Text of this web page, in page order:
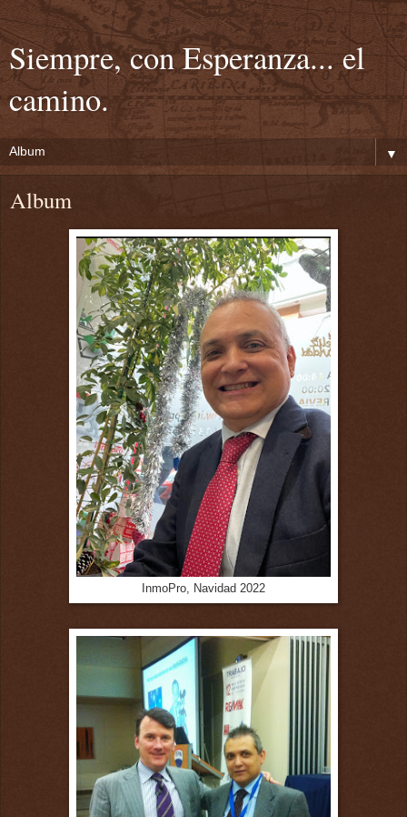
Siempre, con Esperanza... el
camino.
▼
Album
InmoPro, Navidad 2022